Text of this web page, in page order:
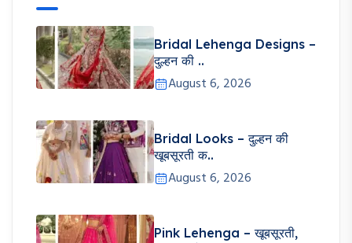
खूबसूरती क..
August 6, 2026
स्टाइल और ..
August 6, 2026
अंदाज़, पारं..